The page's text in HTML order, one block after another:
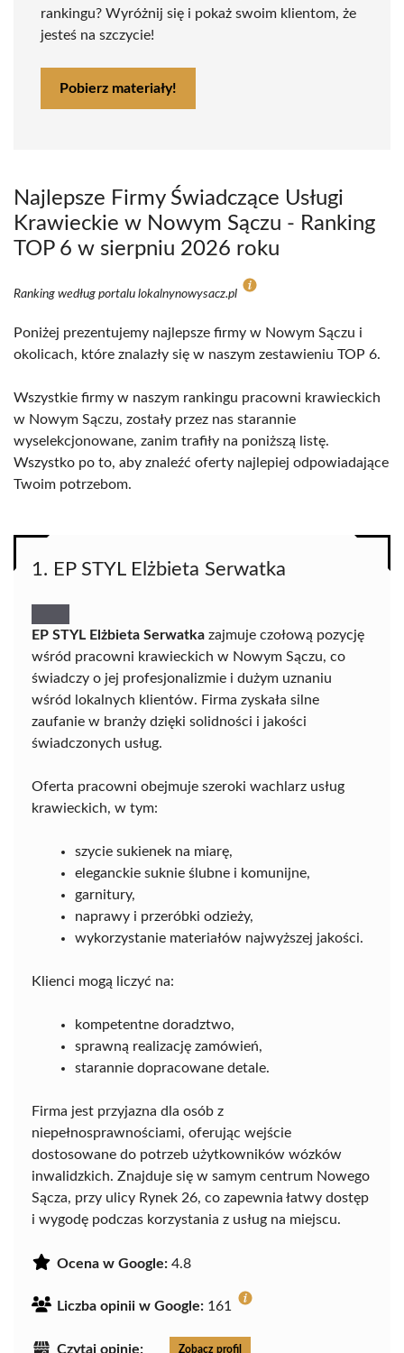
rankingu? Wyróżnij się i pokaż swoim klientom, że
jesteś na szczycie!
Pobierz materiały!
Najlepsze Firmy Świadczące Usługi
Krawieckie w Nowym Sączu - Ranking
TOP 6 w sierpniu 2026 roku
Ranking według portalu lokalnynowysacz.pl
Poniżej prezentujemy najlepsze firmy w Nowym Sączu i
okolicach, które znalazły się w naszym zestawieniu TOP 6.
Wszystkie firmy w naszym rankingu pracowni krawieckich
w Nowym Sączu, zostały przez nas starannie
wyselekcjonowane, zanim trafiły na poniższą listę.
Wszystko po to, aby znaleźć oferty najlepiej odpowiadające
Twoim potrzebom.
1. EP STYL Elżbieta Serwatka
EP STYL Elżbieta Serwatka zajmuje czołową pozycję
wśród pracowni krawieckich w Nowym Sączu, co
świadczy o jej profesjonalizmie i dużym uznaniu
wśród lokalnych klientów. Firma zyskała silne
zaufanie w branży dzięki solidności i jakości
świadczonych usług.
Oferta pracowni obejmuje szeroki wachlarz usług
krawieckich, w tym:
szycie sukienek na miarę,
eleganckie suknie ślubne i komunijne,
garnitury,
naprawy i przeróbki odzieży,
wykorzystanie materiałów najwyższej jakości.
Klienci mogą liczyć na:
kompetentne doradztwo,
sprawną realizację zamówień,
starannie dopracowane detale.
Firma jest przyjazna dla osób z
niepełnosprawnościami, oferując wejście
dostosowane do potrzeb użytkowników wózków
inwalidzkich. Znajduje się w samym centrum Nowego
Sącza, przy ulicy Rynek 26, co zapewnia łatwy dostęp
i wygodę podczas korzystania z usług na miejscu.
Ocena w Google: 4.8
Liczba opinii w Google: 161
Czytaj opinie: Zobacz profil